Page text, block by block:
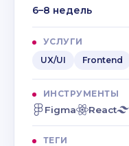
6–8 недель
УСЛУГИ
UX/UI
Frontend
ИНСТРУМЕНТЫ
Figma React
ТЕГИ